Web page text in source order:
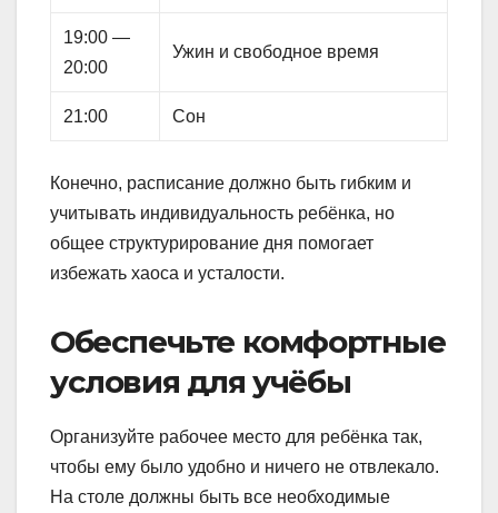
19:00 —
20:00
Ужин и свободное время
21:00 Сон
Конечно, расписание должно быть гибким и
учитывать индивидуальность ребёнка, но
общее структурирование дня помогает
избежать хаоса и усталости.
Обеспечьте комфортные
условия для учёбы
Организуйте рабочее место для ребёнка так,
чтобы ему было удобно и ничего не отвлекало.
На столе должны быть все необходимые